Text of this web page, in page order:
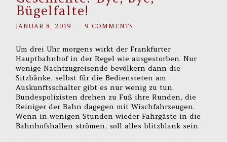
Bügelfalte!
JANUAR 8, 2019 9 COMMENTS
Um drei Uhr morgens wirkt der Frankfurter
Hauptbahnhof in der Regel wie ausgestorben. Nur
wenige Nachtzugreisende bevölkern dann die
Sitzbänke, selbst für die Bediensteten am
Auskunftsschalter gibt es nur wenig zu tun.
Bundespolizisten drehen zu Fuß ihre Runden, die
Reiniger der Bahn dagegen mit Wischfahrzeugen.
Wenn in wenigen Stunden wieder Fahrgäste in die
Bahnhofshallen strömen, soll alles blitzblank sein.